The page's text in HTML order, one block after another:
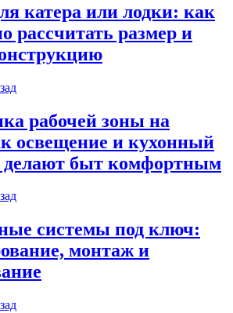
катера или лодки: как
рассчитать размер и
рабочей зоны на
освещение и кухонный
делают быт комфортным
системы под ключ:
монтаж и